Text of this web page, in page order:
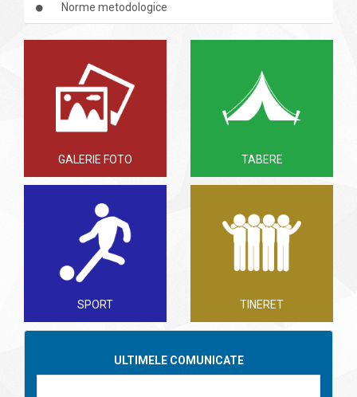
Norme metodologice
GALERIE FOTO TABERE
SPORT TINERET
ULTIMELE COMUNICATE